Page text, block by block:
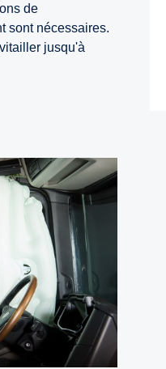
de
sont nécessaires.
jusqu'à